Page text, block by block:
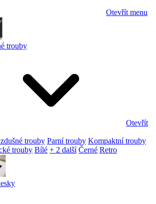
Otevřít menu
trouby
Otevřít
trouby Parní trouby Kompaktní trouby
trouby Bílé + 2 další Černé Retro